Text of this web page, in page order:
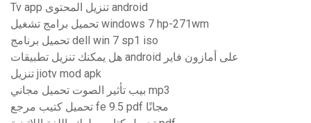
Tv app تنزيل المحتوى android
تحميل برامج تشغيل windows 7 hp-271wm
تحميل برنامج dell win 7 sp1 iso
هل يمكنك تنزيل تطبيقات android على أمازون فاير
تنزيل jiotv mod apk
بيب تأثير الصوت تحميل مجاني mp3
تحميل كتيب مرجع fe 9.5 pdf مجانًا